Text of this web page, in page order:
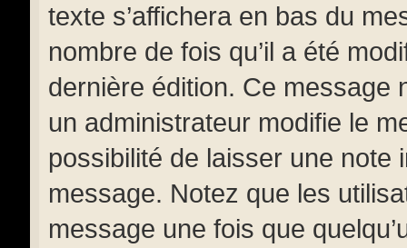
texte s’affichera en bas du
nombre de fois qu’il a été
dernière édition. Ce message
un administrateur modifie le
possibilité de laisser une note
message. Notez que les
message une fois que